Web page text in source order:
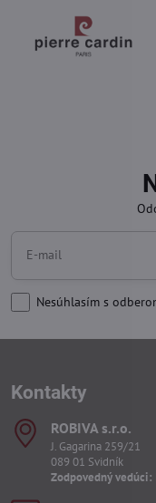
Nesúhlasím s
Kontakty
ROBIVA s​.r​.o​.
J. Gagarina 259/21
089 01 Svidník
Zodpovedný vedúci: